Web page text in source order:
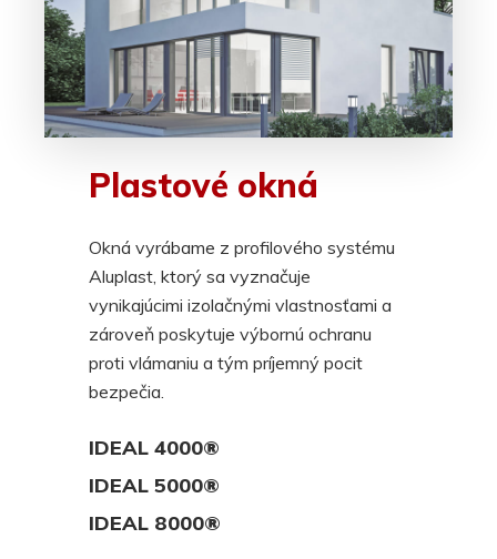
Plastové okná
Okná vyrábame z profilového systému
Aluplast, ktorý sa vyznačuje
vynikajúcimi izolačnými vlastnosťami a
zároveň poskytuje výbornú ochranu
proti vlámaniu a tým príjemný pocit
bezpečia.
IDEAL 4000®
IDEAL 5000®
IDEAL 8000®